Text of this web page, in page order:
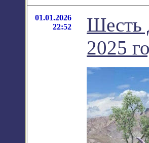
01.01.2026
22:52
Шесть
2025